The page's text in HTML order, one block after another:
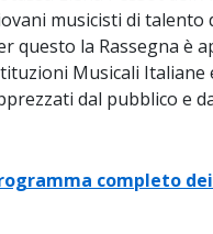
musicisti di talento
questo la Rassegna è
Musicali Italiane
dal pubblico e
completo